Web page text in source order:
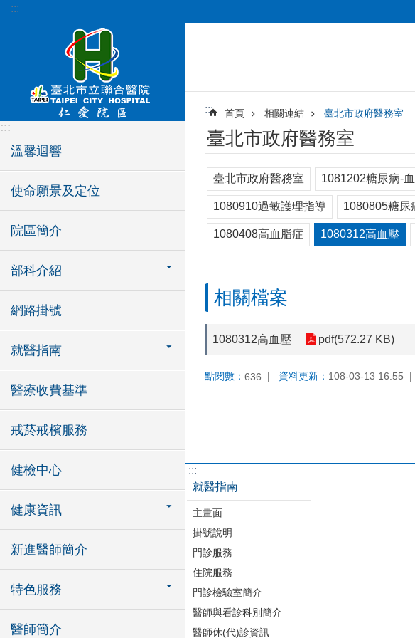
跳到主要內容區塊
:::
:::
溫馨迴響
使命願景及定位
院區簡介
部科介紹
網路掛號
就醫指南
醫療收費基準
戒菸戒檳服務
健檢中心
健康資訊
新進醫師簡介
特色服務
醫師簡介
::: 首頁 相關連結 臺北市政府醫務室
臺北市政府醫務室
臺北市政府醫務室 1081202糖尿病-
1080910過敏護理指導 1080805糖尿
1080408高血脂症 1080312高血壓
相關檔案
1080312高血壓 pdf(572.27 KB)
點閱數： 636 資料更新： 108-03-13 16:55
:::
就醫指南
主畫面
掛號說明
門診服務
住院服務
門診檢驗室簡介
醫師與看診科別簡介
醫師休(代)診資訊